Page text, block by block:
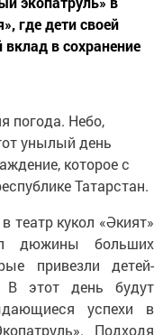
где дети своей
в сохранение
унылый день
которое с
Татарстан.
дюжины больших
привезли детей-
В этот день будут
успехи в
Подходя